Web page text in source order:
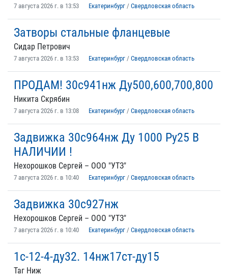
7 августа 2026 г. в 13:53 Екатеринбург / Свердловская область
Затворы стальные фланцевые
Сидар Петрович
7 августа 2026 г. в 13:53 Екатеринбург / Свердловская область
ПРОДАМ! 30с941нж Ду500,600,700,800
Никита Скрябин
7 августа 2026 г. в 13:08 Екатеринбург / Свердловская область
Задвижка 30с964нж Ду 1000 Ру25 В
НАЛИЧИИ !
Нехорошков Сергей – ООО "УТЗ"
7 августа 2026 г. в 10:40 Екатеринбург / Свердловская область
Задвижка 30с927нж
Нехорошков Сергей – ООО "УТЗ"
7 августа 2026 г. в 10:40 Екатеринбург / Свердловская область
1с-12-4-ду32. 14нж17ст-ду15
Таг Ниж